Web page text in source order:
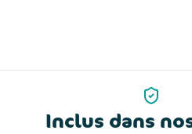
Inclus dans